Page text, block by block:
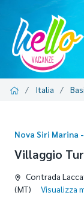
Italia
Nova Siri Marina
Villaggio
Contrada
(MT)
Visualizza